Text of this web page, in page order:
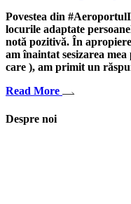
Povestea din
locurile adaptate
notă pozitivă. În
am înaintat sesizarea
care ), am primit un
Read More
Despre noi